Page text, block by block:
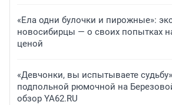
«Ела одни булочки и пирожные»:
новосибирцы — о своих попытках
ценой
«Девчонки, вы испытываете
подпольной рюмочной на
обзор YA62.RU